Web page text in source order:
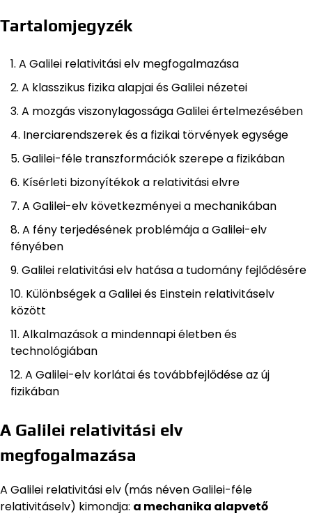
Tartalomjegyzék
A Galilei relativitási elv megfogalmazása
A klasszikus fizika alapjai és Galilei nézetei
A mozgás viszonylagossága Galilei értelmezésében
Inerciarendszerek és a fizikai törvények egysége
Galilei-féle transzformációk szerepe a fizikában
Kísérleti bizonyítékok a relativitási elvre
A Galilei-elv következményei a mechanikában
A fény terjedésének problémája a Galilei-elv
fényében
Galilei relativitási elv hatása a tudomány fejlődésére
Különbségek a Galilei és Einstein relativitáselv
között
Alkalmazások a mindennapi életben és
technológiában
A Galilei-elv korlátai és továbbfejlődése az új
fizikában
A Galilei relativitási elv
megfogalmazása
A Galilei relativitási elv (más néven Galilei-féle
relativitáselv) kimondja: a mechanika alapvető